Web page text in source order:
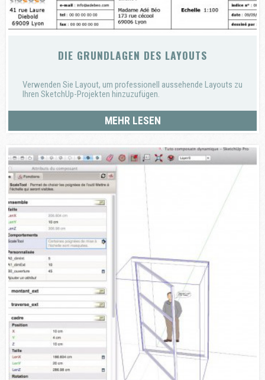
DIE GRUNDLAGEN DES LAYOUTS
Verwenden Sie Layout, um professionell aussehende Layouts zu
Ihren SketchUp-Projekten hinzuzufügen.
MEHR LESEN